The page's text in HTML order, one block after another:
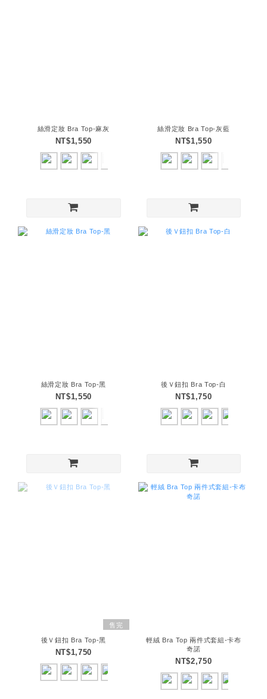
絲滑定妝 Bra Top-麻灰
NT$1,550
絲滑定妝 Bra Top-灰藍
NT$1,550
絲滑定妝 Bra Top-黑
NT$1,550
後Ｖ鈕扣 Bra Top-白
NT$1,750
售完
後Ｖ鈕扣 Bra Top-黑
NT$1,750
輕絨 Bra Top 兩件式套組-卡布
奇諾
NT$2,750